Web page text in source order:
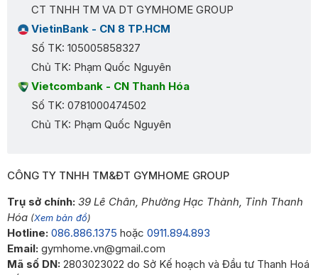
CT TNHH TM VA DT GYMHOME GROUP
VietinBank - CN 8 TP.HCM
Số TK: 105005858327
Chủ TK: Phạm Quốc Nguyên
Vietcombank - CN Thanh Hóa
Số TK: 0781000474502
Chủ TK: Phạm Quốc Nguyên
CÔNG TY TNHH TM&ĐT GYMHOME GROUP
Trụ sở chính: 39 Lê Chân, Phường Hạc Thành, Tỉnh Thanh
Hóa (Xem bản đồ)
Hotline: 086.886.1375 hoặc 0911.894.893
Email: gymhome.vn@gmail.com
Mã số DN: 2803023022 do Sở Kế hoạch và Đầu tư Thanh Hoá